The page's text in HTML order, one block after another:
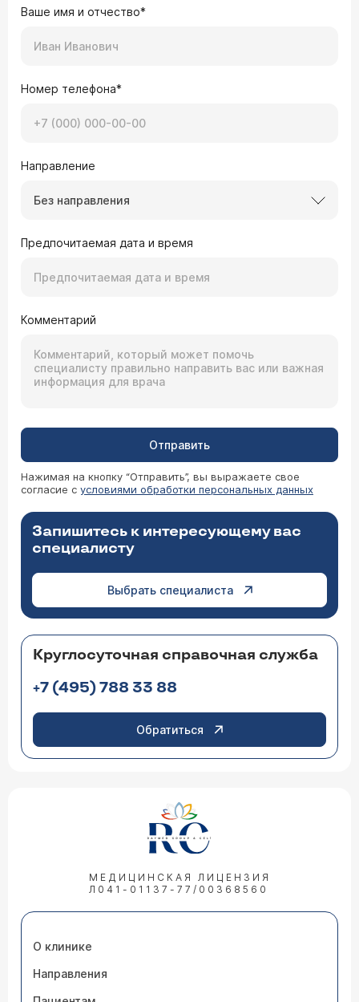
Ваше имя и отчество*
Номер телефона*
Направление
Без направления
Предпочитаемая дата и время
Комментарий
Отправить
Нажимая на кнопку “Отправить”, вы выражаете свое
согласие с условиями обработки персональных данных
Запишитесь к интересующему вас
специалисту
Выбрать специалиста
Круглосуточная справочная служба
+7 (495) 788 33 88
Обратиться
МЕДИЦИНСКАЯ ЛИЦЕНЗИЯ
Л041-01137-77/00368560
О клинике
Направления